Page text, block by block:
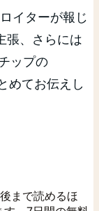
イターが報じ
張、さらには
ップの
めてお伝えし
まで読めるほ